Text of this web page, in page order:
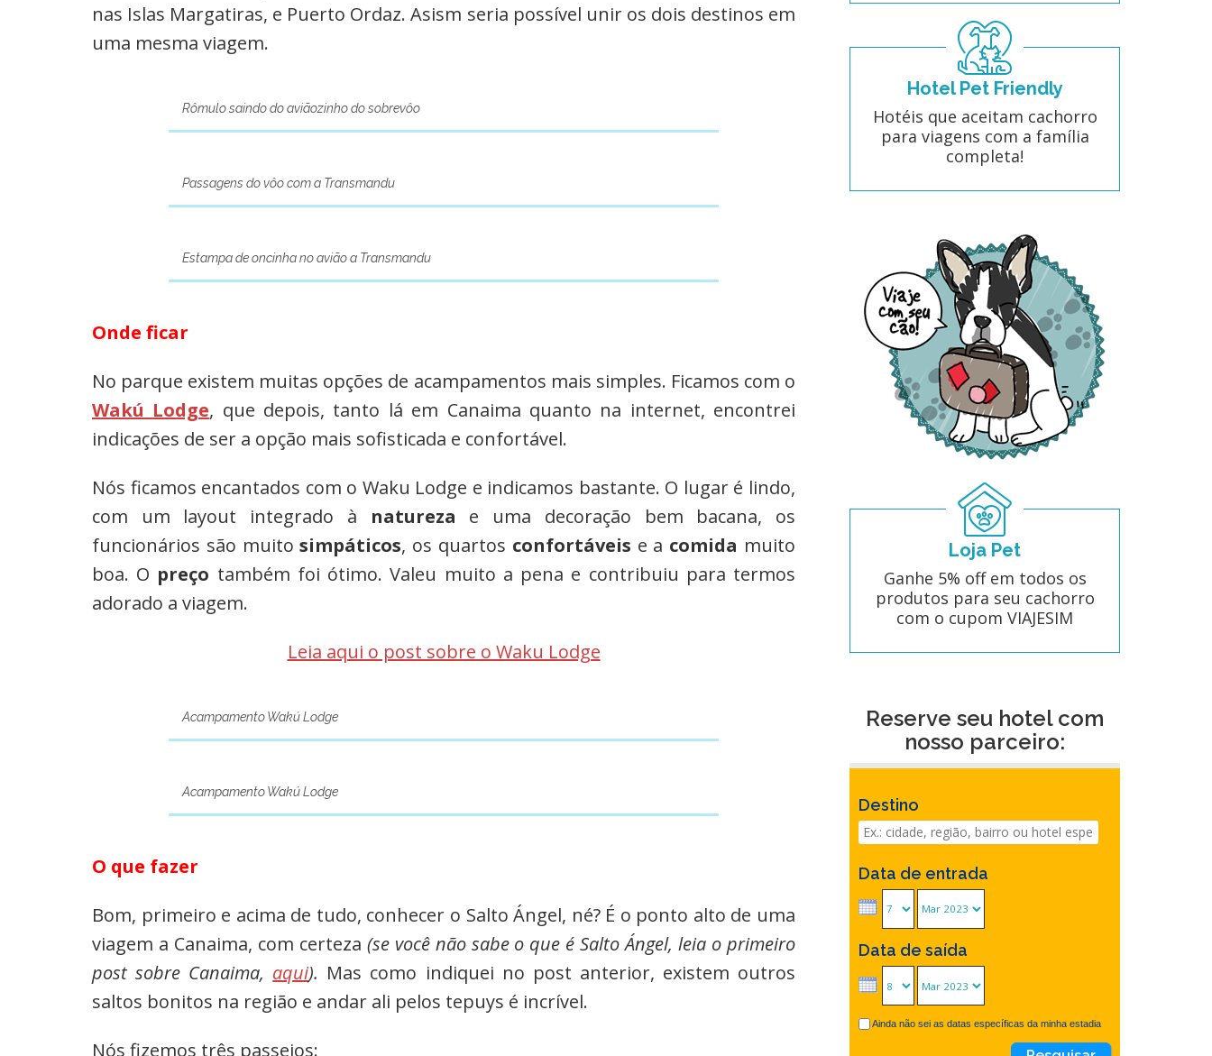
nas Islas Margatiras, e Puerto Ordaz. Asism seria possível unir os dois destinos em
uma mesma viagem.
Rômulo saindo do aviãozinho do sobrevôo
Passagens do vôo com a Transmandu
Estampa de oncinha no avião a Transmandu
Onde ficar
No parque existem muitas opções de acampamentos mais simples. Ficamos com o
Wakú Lodge, que depois, tanto lá em Canaima quanto na internet, encontrei
indicações de ser a opção mais sofisticada e confortável.
Nós ficamos encantados com o Waku Lodge e indicamos bastante. O lugar é lindo,
com um layout integrado à natureza e uma decoração bem bacana, os
funcionários são muitosimpáticos, os quartos confortáveis e a comida muito
boa. O preço também foi ótimo. Valeu muito a pena e contribuiu para termos
adorado a viagem.
Leia aqui o post sobre o Waku Lodge
Acampamento Wakú Lodge
Acampamento Wakú Lodge
O que fazer
Bom, primeiro e acima de tudo, conhecer o Salto Ángel, né? É o ponto alto de uma
viagem a Canaima, com certeza (se você não sabe o que é Salto Ángel, leia o primeiro
post sobre Canaima, aqui). Mas como indiquei no post anterior, existem outros
saltos bonitos na região e andar ali pelos tepuys é incrível.
Nós fizemos três passeios:
Hotel Pet Friendly
Hotéis que aceitam cachorro
para viagens com a família
completa!
Loja Pet
Ganhe 5% off em todos os
produtos para seu cachorro
com o cupom VIAJESIM
Reserve seu hotel com
nosso parceiro:
Destino
Data de entrada
Data de saída
Ainda não sei as datas específicas da minha estadia